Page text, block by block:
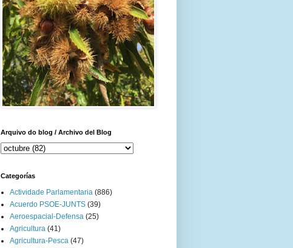
Arquivo do blog / Archivo del Blog
Categorías
Actividade Parlamentaria (886)
Acuerdo PSOE-JUNTS (39)
Aeroespacial-Defensa (25)
Agricultura (41)
Agricultura-Pesca (47)